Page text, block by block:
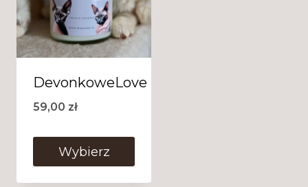
DevonkoweLove
59,00 zł
Wybierz